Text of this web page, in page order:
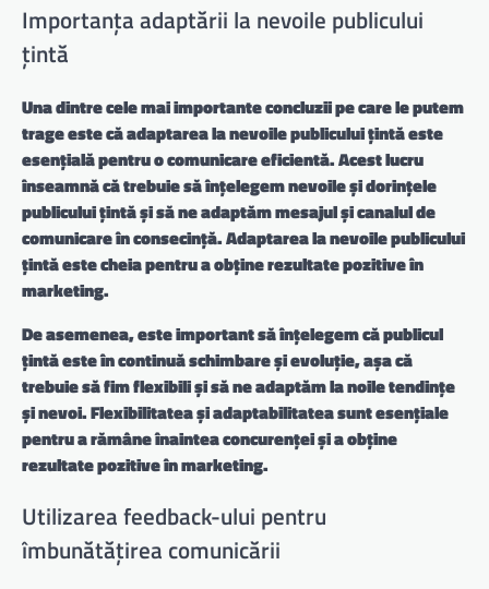
Importanța adaptării la nevoile publicului
țintă
Una dintre cele mai importante concluzii pe care le putem
trage este că adaptarea la nevoile publicului țintă este
esențială pentru o comunicare eficientă. Acest lucru
înseamnă că trebuie să înțelegem nevoile și dorințele
publicului țintă și să ne adaptăm mesajul și canalul de
comunicare în consecință.Adaptarea la nevoile publicului
țintăeste cheia pentru a obține rezultate pozitive în
marketing.
De asemenea, este important să înțelegem că publicul
țintă este în continuă schimbare și evoluție, așa că
trebuie să fim flexibili și să ne adaptăm la noile tendințe
și nevoi.Flexibilitatea și adaptabilitateasunt esențiale
pentru a rămâne înaintea concurenței și a obține
rezultate pozitive în marketing.
Utilizarea feedback-ului pentru
îmbunătățirea comunicării